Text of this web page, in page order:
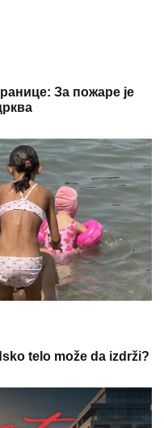
За пожаре је
telo može da izdrži?